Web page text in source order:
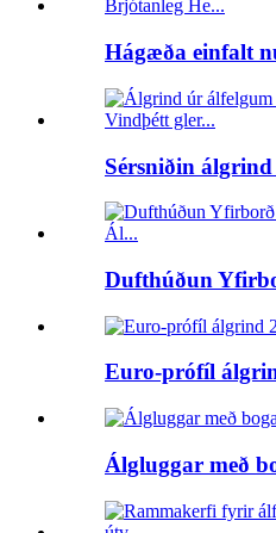
Hágæða einfalt
Sérsniðin
Dufthúðun
Euro-prófíl
Álgluggar með